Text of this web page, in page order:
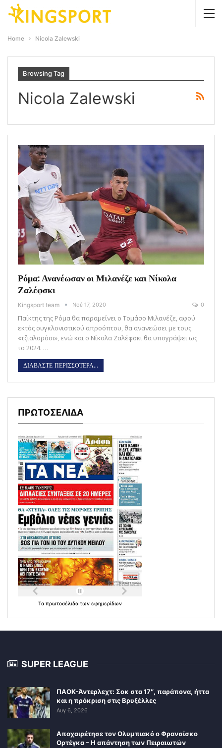
Home Nicola Zalewski
Browsing Tag
Nicola Zalewski
Ρόμα: Ανανέωσαν οι Μιλανέζε και Νίκολα
Ζαλέφσκι
Kingsport team Νοέ 17, 2020 0
Παίκτης της Ρόμα θα παραμείνει ο Τομάσο Μιλανέζε, αφού
εκτός συγκλονιστικού απροόπτου, θα ανανεώσει με τους
«τζιαλορόσι», ενώ και ο Νίκολα Ζαλέφσκι θα υπογράψει ως
το 2024. …
ΔΙΑΒΑΣΤΕ ΠΕΡΙΣΣΟΤΕΡΑ...
ΠΡΩΤΟΣΕΛΙΔΑ
Τα πρωτοσέλιδα των εφημερίδων
SUPER LEAGUE
ΠΑΟΚ-Άντερλεχτ: Σοκ στα 17″, παράπονα, ήττα
και η πρόκριση στις Βρυξέλλες
Αυγ 6, 2026
Αποχαιρέτησε τον Ολυμπιακό ο Φρανσίσκο
Ορτέγκα – Η απάντηση των Πειραιωτών